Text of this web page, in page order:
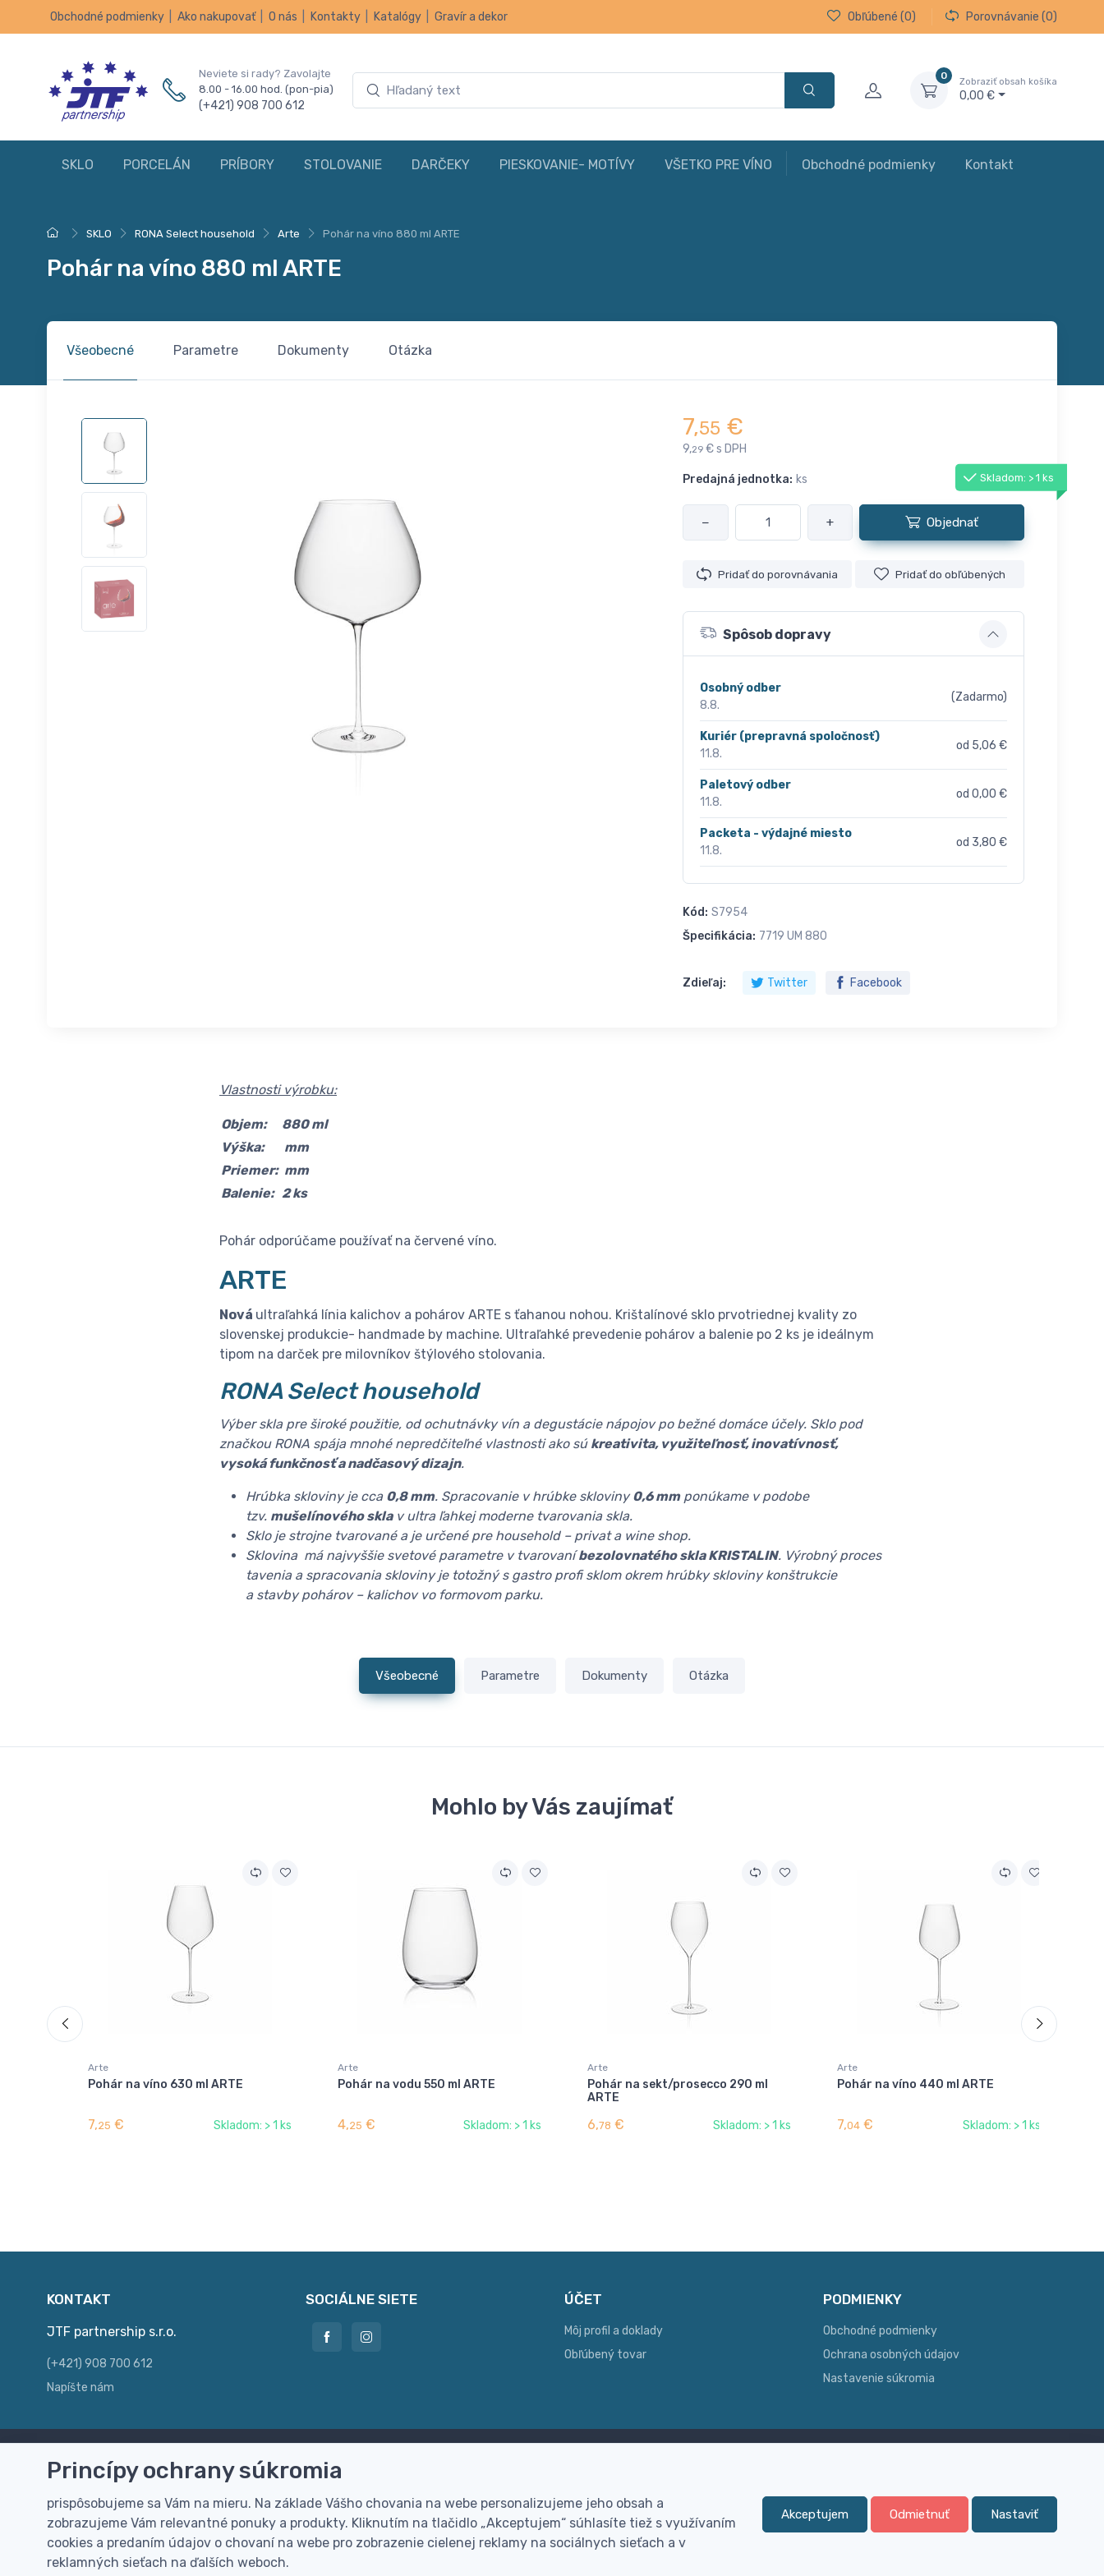
Obchodné podmienky Ako nakupovať O nás Kontakty Katalógy Gravír a dekor Obľúbené (0) Porovnávanie (0)
Neviete si rady? Zavolajte
8.00 - 16.00 hod. (pon-pia)
(+421) 908 700 612
0
Zobraziť obsah košíka
0,00 €
SKLO PORCELÁN PRÍBORY STOLOVANIE DARČEKY PIESKOVANIE- MOTÍVY VŠETKO PRE VÍNO Obchodné podmienky Kontakt
SKLO RONA Select household Arte Pohár na víno 880 ml ARTE
Pohár na víno 880 ml ARTE
Všeobecné Parametre Dokumenty Otázka
7,55 €
9,29 € s DPH
Predajná jednotka: ks Skladom: > 1 ks
− + Objednať
Pridať do porovnávania Pridať do obľúbených
Spôsob dopravy
Osobný odber
8.8.
(Zadarmo)
Kuriér (prepravná spoločnosť)
11.8.
od 5,06 €
Paletový odber
11.8.
od 0,00 €
Packeta - výdajné miesto
11.8.
od 3,80 €
Kód: S7954
Špecifikácia: 7719 UM 880
Zdieľaj: Twitter Facebook
Vlastnosti výrobku:
Objem:
880 ml
Výška:
mm
Priemer: mm
Balenie: 2 ks
Pohár odporúčame používať na červené víno.
ARTE
Nová ultraľahká línia kalichov a pohárov ARTE s ťahanou nohou. Krištalínové sklo prvotriednej kvality zo
slovenskej produkcie- handmade by machine. Ultraľahké prevedenie pohárov a balenie po 2 ks je ideálnym
tipom na darček pre milovníkov štýlového stolovania.
RONA Select household
Výber skla pre široké použitie, od ochutnávky vín a degustácie nápojov po bežné domáce účely. Sklo pod
značkou RONA spája mnohé nepredčiteľné vlastnosti ako sú kreativita, využiteľnosť, inovatívnosť,
vysoká funkčnosť a nadčasový dizajn.
Hrúbka skloviny je cca 0,8 mm. Spracovanie v hrúbke skloviny0,6 mmponúkame v podobe
tzv. mušelínového sklav ultra ľahkej moderne tvarovania skla.
Sklo je strojne tvarované a je určené pre household – privat a wine shop.
Sklovina má najvyššie svetové parametre v tvarovaníbezolovnatého skla KRISTALIN. Výrobný proces
tavenia a spracovania skloviny je totožný s gastro profi sklom okrem hrúbky skloviny konštrukcie
a stavby pohárov – kalichov vo formovom parku.
Všeobecné Parametre Dokumenty Otázka
Mohlo by Vás zaujímať
Arte
Pohár na víno 630 ml ARTE
7,25 € Skladom: > 1 ks
Arte
Pohár na vodu 550 ml ARTE
4,25 € Skladom: > 1 ks
Arte
Pohár na sekt/prosecco 290 ml
ARTE
6,78 € Skladom: > 1 ks
Arte
Pohár na víno 440 ml ARTE
7,04 € Skladom: > 1 ks
KONTAKT
JTF partnership s.r.o.
(+421) 908 700 612
Napíšte nám
SOCIÁLNE SIETE ÚČET
Môj profil a doklady
Obľúbený tovar
PODMIENKY
Obchodné podmienky
Ochrana osobných údajov
Nastavenie súkromia
Doprava zdarma
100 EUR (bez DPH)
prevodom alebo na dobierku
Vyrobíme Vám vlastný originálny
darček
Široký sortiment, z ktorého Vám
pomôžeme vybrať
Princípy ochrany súkromia
prispôsobujeme sa Vám na mieru. Na základe Vášho chovania na webe personalizujeme jeho obsah a
zobrazujeme Vám relevantné ponuky a produkty. Kliknutím na tlačidlo „Akceptujem“ súhlasíte tiež s využívaním
cookies a predaním údajov o chovaní na webe pro zobrazenie cielenej reklamy na sociálnych sieťach a v
reklamných sieťach na ďalších weboch.
Akceptujem Odmietnuť Nastaviť